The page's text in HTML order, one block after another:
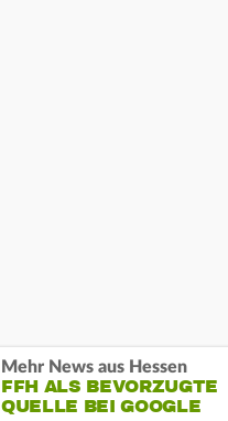
Mehr News aus Hessen
FFH ALS BEVORZUGTE
QUELLE BEI GOOGLE